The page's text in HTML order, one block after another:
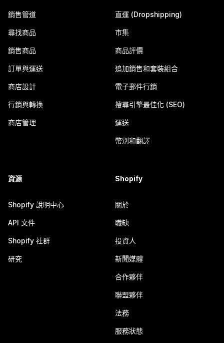
銷售管道
尋找商品
銷售商品
訂單與運送
商店設計
行銷與轉換
商店管理
直運 (Dropshipping)
市集
商品評價
追加銷售和套裝組合
電子郵件行銷
搜尋引擎最佳化 (SEO)
運送
幣別和翻譯
資源
Shopify 說明中心
API 文件
Shopify 社群
研究
Shopify
關於
職缺
投資人
新聞媒體
合作夥伴
聯盟夥伴
法務
服務狀態